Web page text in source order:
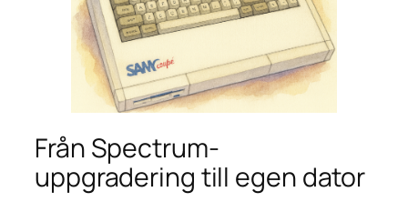
Från Spectrum-
uppgradering till egen dator